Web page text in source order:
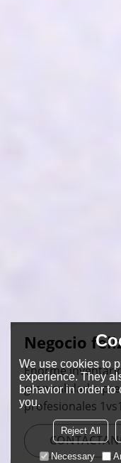
Negocio
Enorme
gran calidad a
profesionales
We use cookies to
experience. They
behavior in order to
you.
Reject All
Necessary